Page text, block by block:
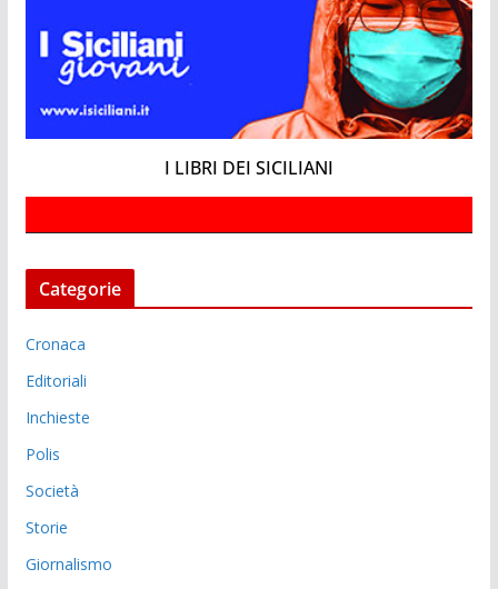
I LIBRI DEI SICILIANI
Categorie
Cronaca
Editoriali
Inchieste
Polis
Società
Storie
Giornalismo